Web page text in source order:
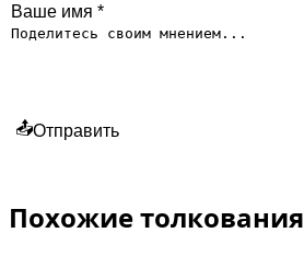
📤Отправить
Похожие толкования